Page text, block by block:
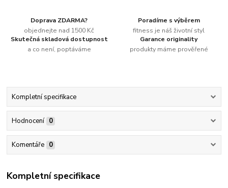
Doprava ZDARMA?
objednejte nad 1500 Kč
Poradíme s výběrem
fitness je náš životní styl
Skutečná skladová dostupnost
a co není, poptáváme
Garance originality
produkty máme prověřené
Kompletní specifikace
Hodnocení 0
Komentáře 0
Kompletní specifikace